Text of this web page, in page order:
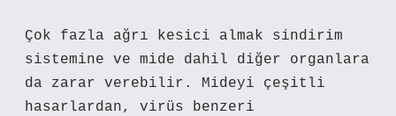
Çok fazla ağrı kesici almak sindirim
sistemine ve mide dahil diğer organlara
da zarar verebilir. Mideyi çeşitli
hasarlardan, virüs benzeri